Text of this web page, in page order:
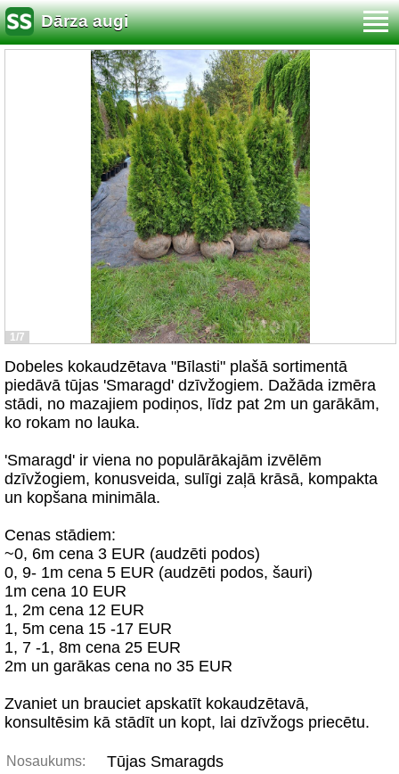
Dārza augi
1/7
Dobeles kokaudzētava "Bīlasti" plašā sortimentā
piedāvā tūjas 'Smaragd' dzīvžogiem. Dažāda izmēra
stādi, no mazajiem podiņos, līdz pat 2m un garākām,
ko rokam no lauka.
'Smaragd' ir viena no populārākajām izvēlēm
dzīvžogiem, konusveida, sulīgi zaļā krāsā, kompakta
un kopšana minimāla.
Cenas stādiem:
~0, 6m cena 3 EUR (audzēti podos)
0, 9- 1m cena 5 EUR (audzēti podos, šauri)
1m cena 10 EUR
1, 2m cena 12 EUR
1, 5m cena 15 -17 EUR
1, 7 -1, 8m cena 25 EUR
2m un garākas cena no 35 EUR
Zvaniet un brauciet apskatīt kokaudzētavā,
konsultēsim kā stādīt un kopt, lai dzīvžogs priecētu.
Nosaukums: Tūjas Smaragds